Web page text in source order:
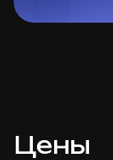
Цены